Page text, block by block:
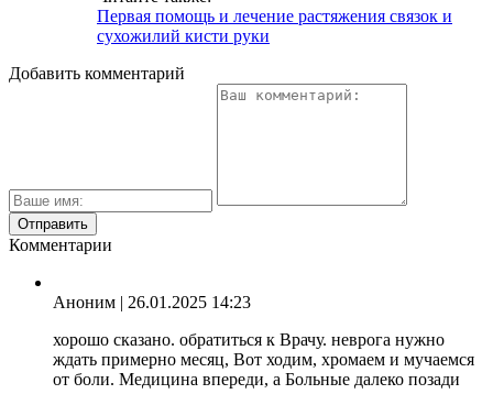
Первая помощь и лечение растяжения связок и
сухожилий кисти руки
Добавить комментарий
Комментарии
Аноним | 26.01.2025 14:23
хорошо сказано. обратиться к Врачу. неврога нужно
ждать примерно месяц, Вот ходим, хромаем и мучаемся
от боли. Медицина впереди, а Больные далеко позади